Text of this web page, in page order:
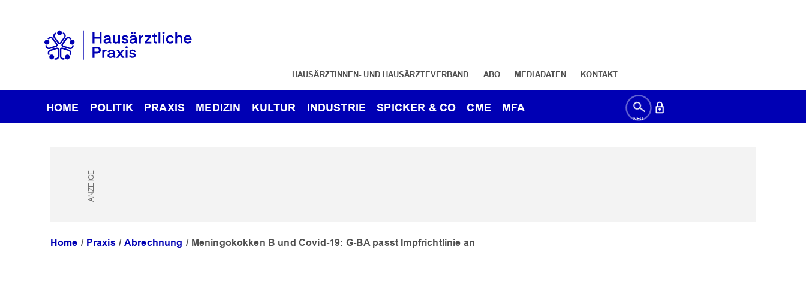
HAUSÄRZTINNEN- UND HAUSÄRZTEVERBAND ABO MEDIADATEN KONTAKT
HOME POLITIK PRAXIS MEDIZIN KULTUR INDUSTRIE SPICKER & CO CME MFA
Home Praxis Abrechnung Meningokokken B und Covid-19: G-BA passt Impfrichtlinie an